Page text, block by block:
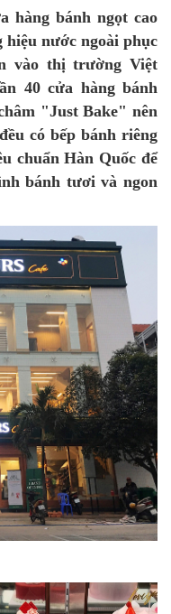
hàng bánh ngọt cao
nước ngoài phục
vào thị trường Việt
40 cửa hàng bánh
"Just Bake" nên
có bếp bánh riêng
chuẩn Hàn Quốc để
bánh tươi và ngon